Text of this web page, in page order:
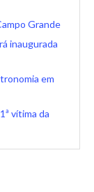
Grande
inaugurada
em
vítima da